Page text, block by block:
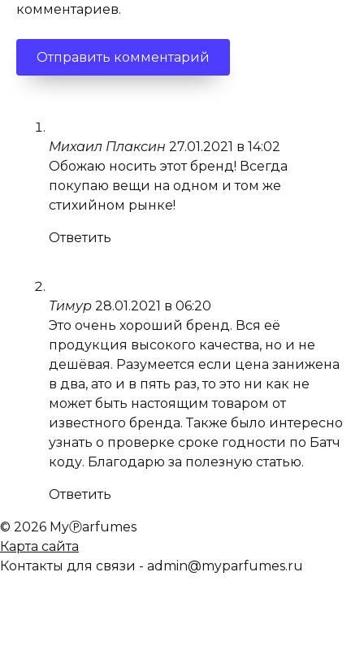
комментариев.
Михаил Плаксин 27.01.2021 в 14:02
Обожаю носить этот бренд! Всегда
покупаю вещи на одном и том же
стихийном рынке!
Ответить
Тимур 28.01.2021 в 06:20
Это очень хороший бренд. Вся её
продукция высокого качества, но и не
дешёвая. Разумеется если цена занижена
в два, ато и в пять раз, то это ни как не
может быть настоящим товаром от
известного бренда. Также было интересно
узнать о проверке сроке годности по Батч
коду. Благодарю за полезную статью.
Ответить
© 2026 MyⓅarfumes
Карта сайта
Контакты для связи - admin@myparfumes.ru